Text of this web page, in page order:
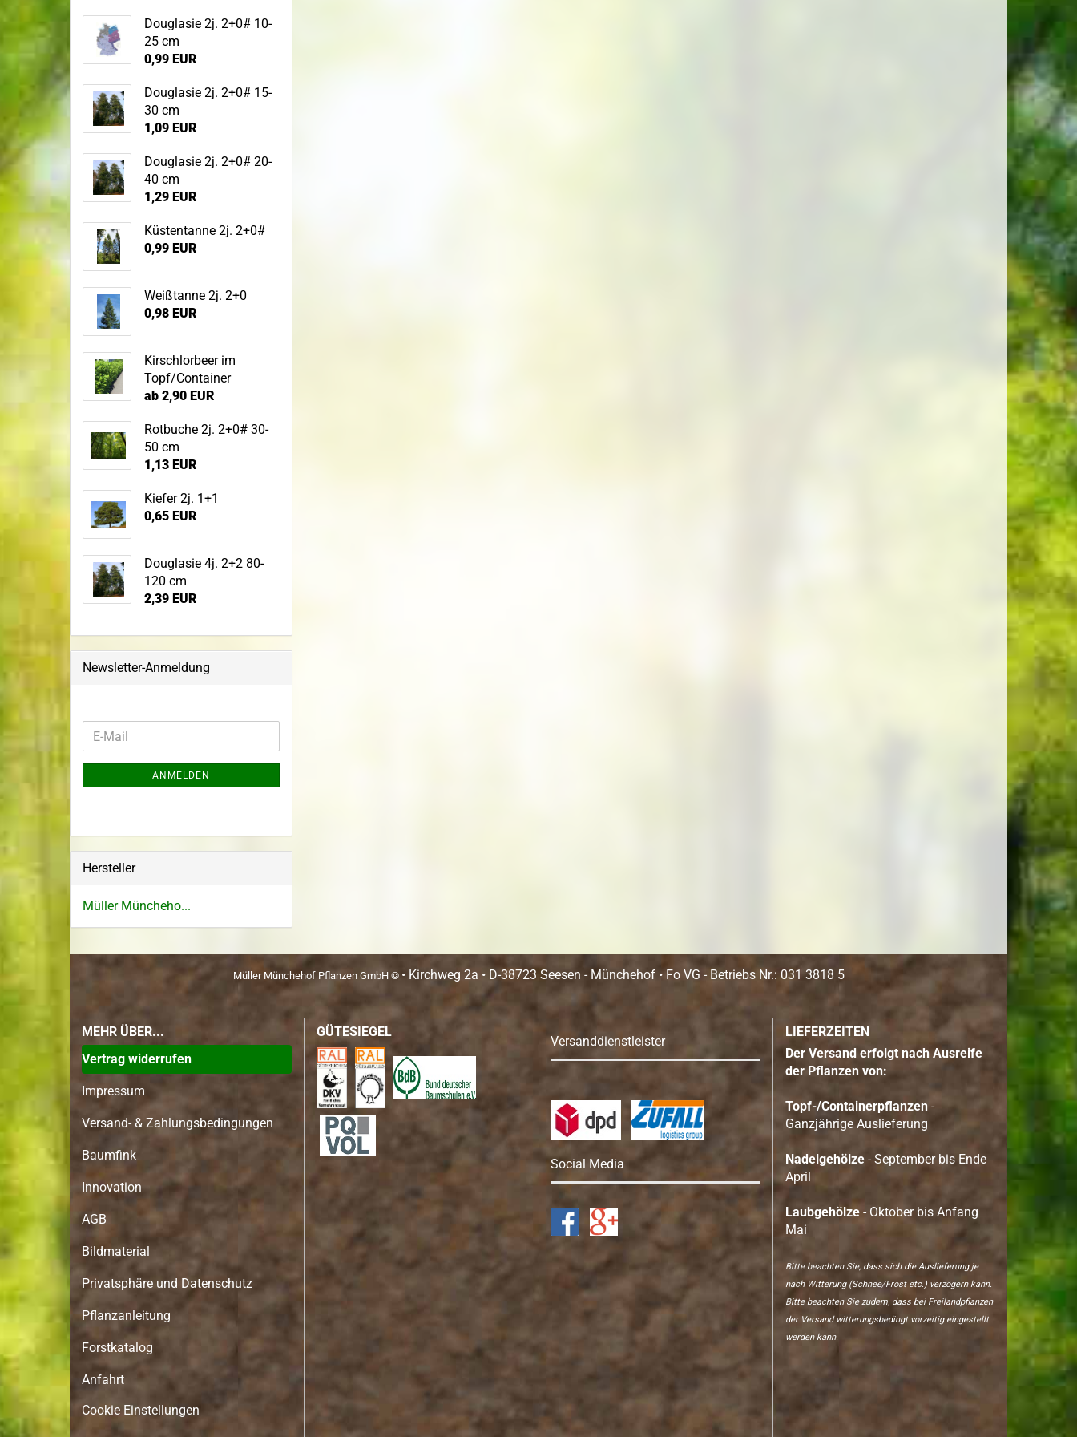
Sandbirke
Stieleiche
Winterlinde
Topf-/Containerpflanzen
Wildgehölze
Wurzelware Wildgehölze
Douglasie 2j. 2+0# 10-
25 cm
0,99 EUR
Douglasie 2j. 2+0# 15-
30 cm
1,09 EUR
Douglasie 2j. 2+0# 20-
40 cm
1,29 EUR
Küstentanne 2j. 2+0#
0,99 EUR
Weißtanne 2j. 2+0
0,98 EUR
Kirschlorbeer im
Topf/Container
ab 2,90 EUR
Rotbuche 2j. 2+0# 30-
50 cm
1,13 EUR
Kiefer 2j. 1+1
0,65 EUR
Douglasie 4j. 2+2 80-
120 cm
2,39 EUR
Newsletter-Anmeldung
ANMELDEN
Hersteller
Müller Müncheho...
Müller Münchehof Pflanzen GmbH © • Kirchweg 2a • D-38723 Seesen - Münchehof • Fo VG - Betriebs Nr.: 031 3818 5
MEHR ÜBER...
Vertrag widerrufen
Impressum
Versand- & Zahlungsbedingungen
Baumfink
Innovation
AGB
Bildmaterial
Privatsphäre und Datenschutz
Pflanzanleitung
Forstkatalog
Anfahrt
Cookie Einstellungen
GÜTESIEGEL
Versanddienstleister
Social Media
LIEFERZEITEN
Der Versand erfolgt nach Ausreife
der Pflanzen von:
Topf-/Containerpflanzen-
Ganzjährige Auslieferung
Nadelgehölze - September bis Ende
April
Laubgehölze - Oktober bis Anfang
Mai
Bitte beachten Sie, dass sich die Auslieferung je
nach Witterung (Schnee/Frost etc.) verzögern kann.
Bitte beachten Sie zudem, dass bei Freilandpflanzen
der Versand witterungsbedingt vorzeitig eingestellt
werden kann.